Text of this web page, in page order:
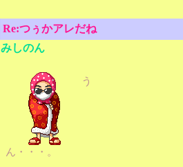
Re:つぅかアレだね
みしのん
う
ん・・・。